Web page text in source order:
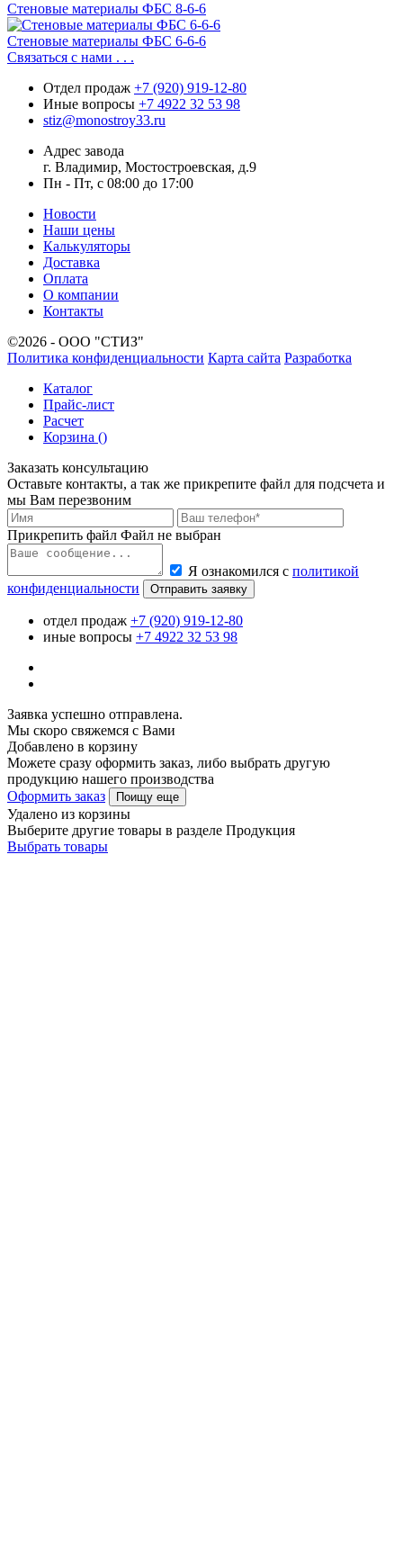
Стеновые материалы ФБС 8-6-6
Стеновые материалы ФБС 6-6-6
Связаться с нами . . .
Отдел продаж +7 (920) 919-12-80
Иные вопросы +7 4922 32 53 98
stiz@monostroy33.ru
Адрес завода
г. Владимир, Мостостроевская, д.9
Пн - Пт, с 08:00 до 17:00
Новости
Наши цены
Калькуляторы
Доставка
Оплата
О компании
Контакты
©2026 - ООО "СТИЗ"
Политика конфиденциальности Карта сайта Разработка
Каталог
Прайс-лист
Расчет
Корзина ()
Заказать консультацию
Оставьте контакты, а так же прикрепите файл для подсчета и
мы Вам перезвоним
Прикрепить файл Файл не выбран
Я ознакомился с политикой
конфиденциальности
Отправить заявку
отдел продаж +7 (920) 919-12-80
иные вопросы +7 4922 32 53 98
Заявка успешно отправлена.
Мы скоро свяжемся с Вами
Добавлено в корзину
Можете сразу оформить заказ, либо выбрать другую
продукцию нашего производства
Оформить заказ
Поищу еще
Удалено из корзины
Выберите другие товары в разделе Продукция
Выбрать товары